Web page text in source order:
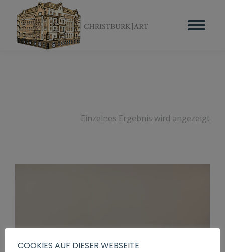
Einzelnes Ergebnis wird angezeigt
COOKIES AUF DIESER WEBSEITE